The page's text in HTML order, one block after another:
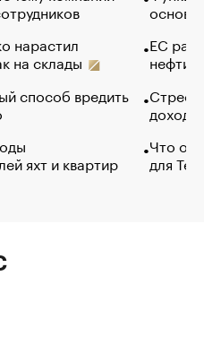
нарастил
на склады
способ вредить
яхт и квартир
основ
ЕС
нефти
Что
для